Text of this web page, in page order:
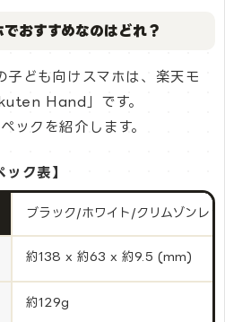
おすすめなのはどれ？
子ども向けスマホは、楽天モ
Hand」です。
ックを紹介します。
ク表】
ブラック/ホワイト/クリムゾンレッ
約138 x 約63 x 約9.5 (mm)
約129g